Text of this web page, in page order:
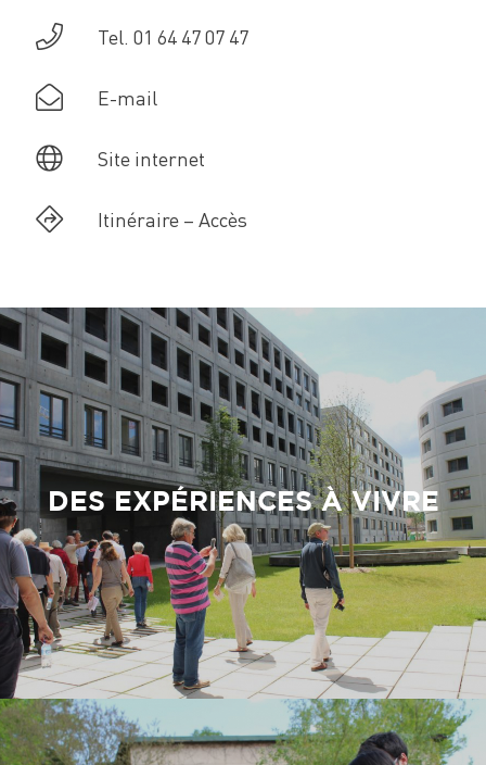
Tel. 01 64 47 07 47
E-mail
Site internet
Itinéraire – Accès
DES EXPÉRIENCES À VIVRE